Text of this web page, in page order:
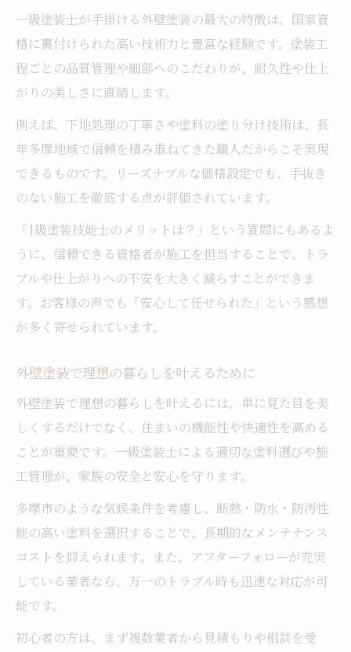
一級塗装士が手掛ける外壁塗装の最大の特徴は、国家資
格に裏付けられた高い技術力と豊富な経験です。塗装工
程ごとの品質管理や細部へのこだわりが、耐久性や仕上
がりの美しさに直結します。
例えば、下地処理の丁寧さや塗料の塗り分け技術は、長
年多摩地域で信頼を積み重ねてきた職人だからこそ実現
できるものです。リーズナブルな価格設定でも、手抜き
のない施工を徹底する点が評価されています。
「1級塗装技能士のメリットは？」という質問にもあるよ
うに、信頼できる資格者が施工を担当することで、トラ
ブルや仕上がりへの不安を大きく減らすことができま
す。お客様の声でも「安心して任せられた」という感想
が多く寄せられています。
外壁塗装で理想の暮らしを叶えるために
外壁塗装で理想の暮らしを叶えるには、単に見た目を美
しくするだけでなく、住まいの機能性や快適性を高める
ことが重要です。一級塗装士による適切な塗料選びや施
工管理が、家族の安全と安心を守ります。
多摩市のような気候条件を考慮し、断熱・防水・防汚性
能の高い塗料を選択することで、長期的なメンテナンス
コストを抑えられます。また、アフターフォローが充実
している業者なら、万一のトラブル時も迅速な対応が可
能です。
初心者の方は、まず複数業者から見積もりや相談を受